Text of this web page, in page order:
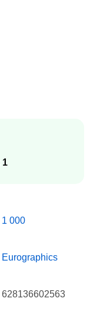
1
1 000
Eurographics
628136602563